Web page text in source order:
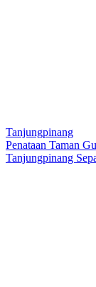
Tanjungpinang
Penataan Taman
Tanjungpinang